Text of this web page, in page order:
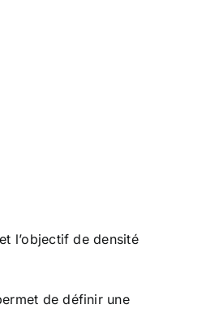
l’objectif de densité
de définir une